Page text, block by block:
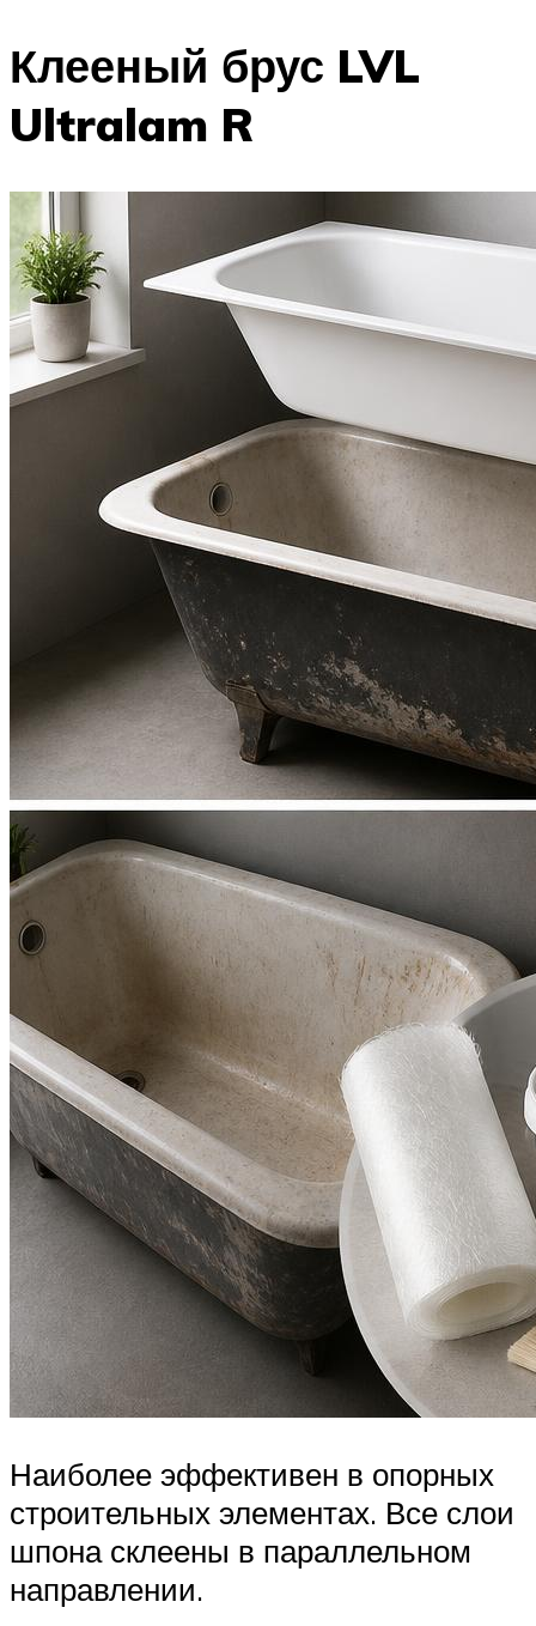
Клееный брус LVL
Ultralam R
Наиболее эффективен в опорных
строительных элементах. Все слои
шпона склеены в параллельном
направлении.